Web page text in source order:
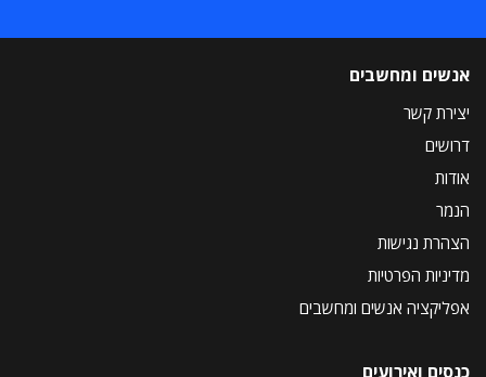
אנשים ומחשבים
יצירת קשר
דרושים
אודות
הנמר
הצהרת נגישות
מדיניות הפרטיות
אפליקציה אנשים ומחשבים
כנסים ואירועים